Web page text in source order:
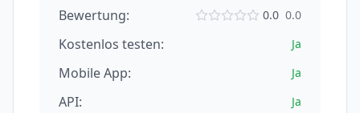
Bewertung: 0.0 0.0
Kostenlos testen: Ja
Mobile App: Ja
API: Ja